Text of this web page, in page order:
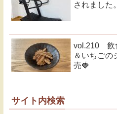
されました。
vol.210 飲
＆いちごの
売🍓
サイト内検索